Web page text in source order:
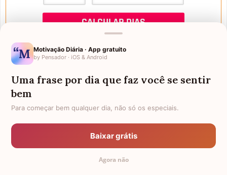
Mensagens de Aniversário
FALTAM 3 DIAS PARA O MEU
ANIVERSÁRIO
Motivação Diária · App gratuito
by Pensador · iOS & Android
Uma frase por dia que faz você se sentir
bem
Para começar bem qualquer dia, não só os especiais.
Baixar grátis
Agora não